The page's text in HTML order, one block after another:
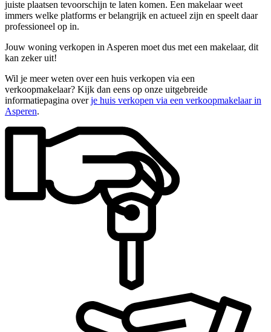
juiste plaatsen tevoorschijn te laten komen. Een makelaar weet
immers welke platforms er belangrijk en actueel zijn en speelt daar
professioneel op in.
Jouw woning verkopen in Asperen moet dus met een makelaar, dit
kan zeker uit!
Wil je meer weten over een huis verkopen via een
verkoopmakelaar? Kijk dan eens op onze uitgebreide
informatiepagina overje huis verkopen via een verkoopmakelaar in
Asperen.